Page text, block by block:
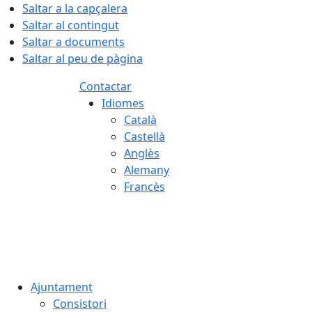
Saltar a la capçalera
Saltar al contingut
Saltar a documents
Saltar al peu de pàgina
Contactar
Idiomes
Català
Castellà
Anglès
Alemany
Francès
Ajuntament
Consistori